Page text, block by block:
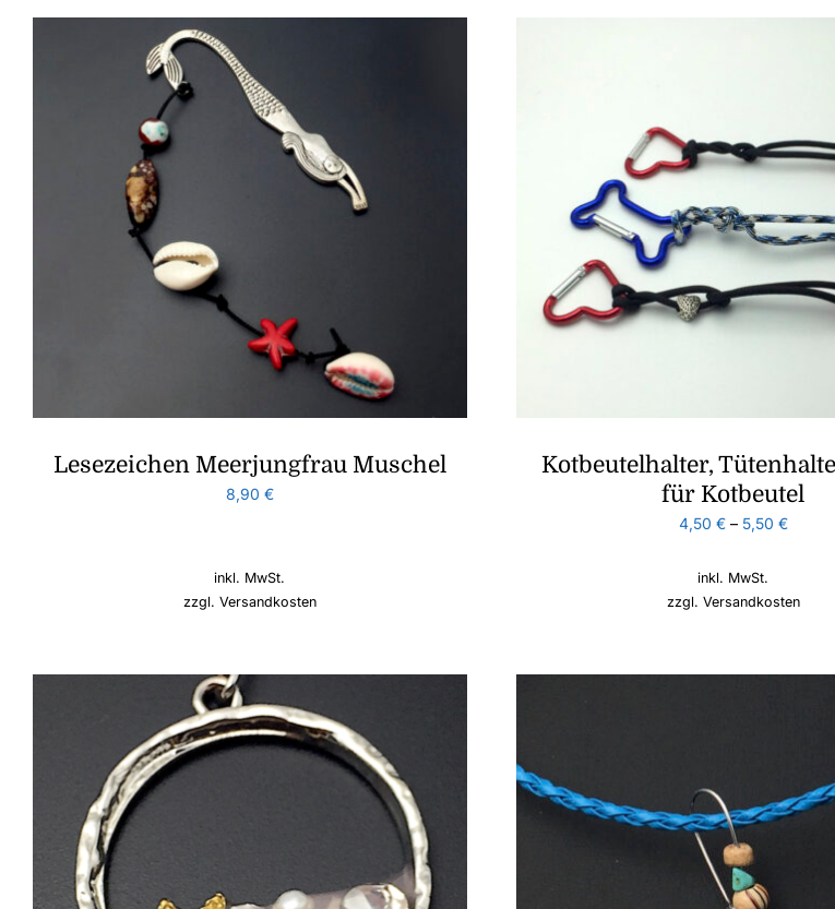
Lesezeichen Meerjungfrau Muschel
8,90 €
inkl. MwSt.
zzgl. Versandkosten
Kotbeutelhalter,
für Kotbeutel
4,50 €– 5,50 €
inkl. MwSt.
zzgl. Versandkosten